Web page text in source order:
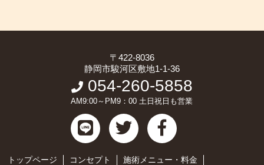
〒422-8036
静岡市駿河区敷地1-1-36
054-260-5858
AM9:00～PM9：00 土日祝日も営業
トップページ コンセプト 施術メニュー・料金